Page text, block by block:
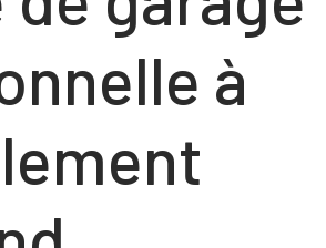
HABITAT »
à